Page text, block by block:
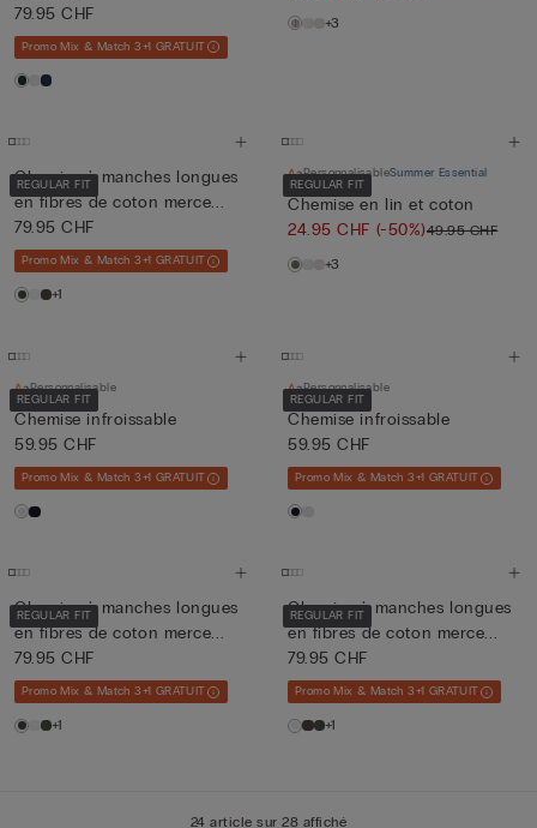
79.95 CHF
Promo Mix & Match 3+1 GRATUIT
+3
REGULAR FIT
Chemise à manches longues
en fibres de coton merce...
79.95 CHF
Promo Mix & Match 3+1 GRATUIT
+1
REGULAR FIT
PersonnalisableSummer Essential
Chemise en lin et coton
24.95 CHF (-50%)49.95 CHF
+3
REGULAR FIT
Personnalisable
Chemise infroissable
59.95 CHF
Promo Mix & Match 3+1 GRATUIT
REGULAR FIT
Personnalisable
Chemise infroissable
59.95 CHF
Promo Mix & Match 3+1 GRATUIT
REGULAR FIT
Chemise à manches longues
en fibres de coton merce...
79.95 CHF
Promo Mix & Match 3+1 GRATUIT
+1
REGULAR FIT
Chemise à manches longues
en fibres de coton merce...
79.95 CHF
Promo Mix & Match 3+1 GRATUIT
+1
24 article sur 28 affiché